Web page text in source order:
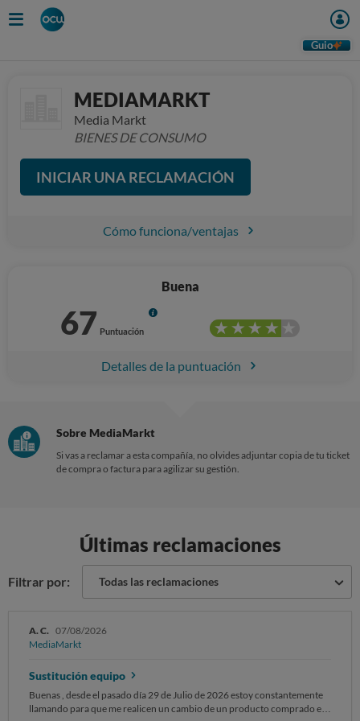
Guio
MEDIAMARKT
Media Markt
BIENES DE CONSUMO
INICIAR UNA RECLAMACIÓN
Cómo funciona/ventajas
Buena
67 Puntuación
Info
Detalles de la puntuación
Sobre MediaMarkt
Si vas a reclamar a esta compañía, no olvides adjuntar copia de tu ticket
de compra o factura para agilizar su gestión.
Últimas reclamaciones
Filtrar por: Todas las reclamaciones
A. C. 07/08/2026
MediaMarkt
Sustitución equipo
Buenas , desde el pasado día 29 de Julio de 2026 estoy constantemente
llamando para que me realicen un cambio de un producto comprado en